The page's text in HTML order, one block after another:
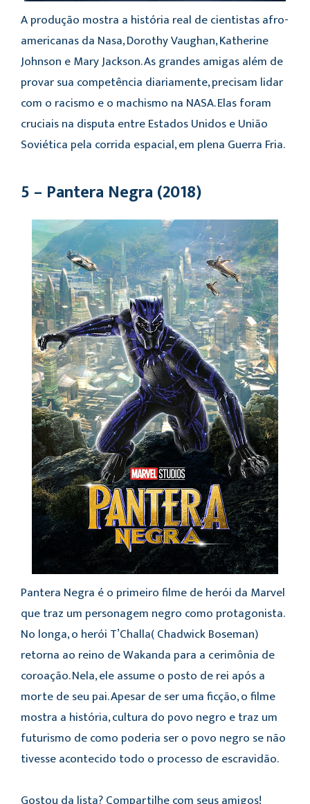
A produção mostra a história real de cientistas afro-
americanas da Nasa, Dorothy Vaughan, Katherine
Johnson e Mary Jackson. As grandes amigas além de
provar sua competência diariamente, precisam lidar
com o racismo e o machismo na NASA. Elas foram
cruciais na disputa entre Estados Unidos e União
Soviética pela corrida espacial, em plena Guerra Fria.
5 – Pantera Negra (2018)
Pantera Negra é o primeiro filme de herói da Marvel
que traz um personagem negro como protagonista.
No longa, o herói T’Challa( Chadwick Boseman)
retorna ao reino de Wakanda para a cerimônia de
coroação. Nela, ele assume o posto de rei após a
morte de seu pai. Apesar de ser uma ficção, o filme
mostra a história, cultura do povo negro e traz um
futurismo de como poderia ser o povo negro se não
tivesse acontecido todo o processo de escravidão.